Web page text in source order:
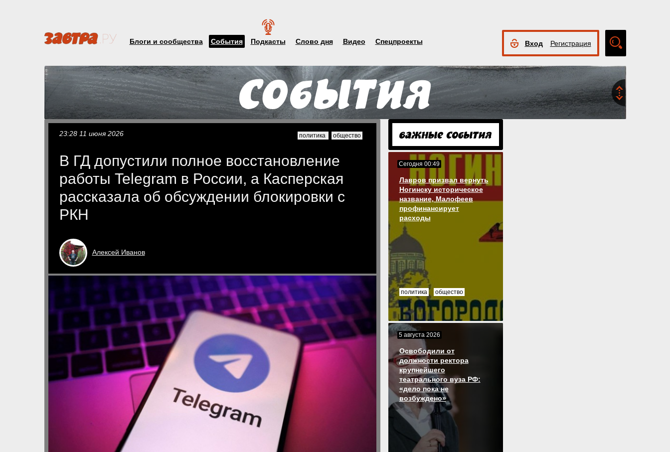
Блоги и сообщества События Подкасты Слово дня Видео Спецпроекты Вход Регистрация
поиск
23:28 11 июня 2026 политика общество
В ГД допустили полное восстановление
работы Telegram в России, а Касперская
рассказала об обсуждении блокировки с
РКН
Алексей Иванов
Сегодня 00:49
Лавров призвал вернуть
Ногинску историческое
название, Малофеев
профинансирует
расходы
политика общество
5 августа 2026
Освободили от
должности ректора
крупнейшего
театрального вуза РФ:
«дело пока не
возбуждено»